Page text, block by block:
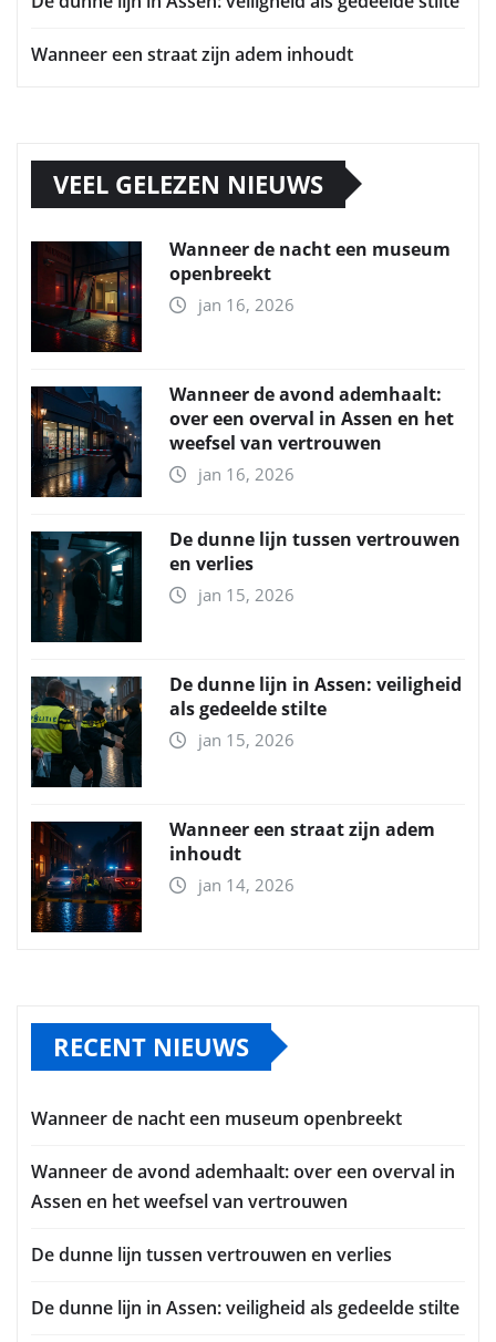
Wanneer een straat zijn adem inhoudt
VEEL GELEZEN NIEUWS
Wanneer de nacht een museum
openbreekt
jan 16, 2026
Wanneer de avond ademhaalt:
over een overval in Assen en het
weefsel van vertrouwen
jan 16, 2026
De dunne lijn tussen vertrouwen
en verlies
jan 15, 2026
De dunne lijn in Assen: veiligheid
als gedeelde stilte
jan 15, 2026
Wanneer een straat zijn adem
inhoudt
jan 14, 2026
RECENT NIEUWS
Wanneer de nacht een museum openbreekt
Wanneer de avond ademhaalt: over een overval in
Assen en het weefsel van vertrouwen
De dunne lijn tussen vertrouwen en verlies
De dunne lijn in Assen: veiligheid als gedeelde stilte